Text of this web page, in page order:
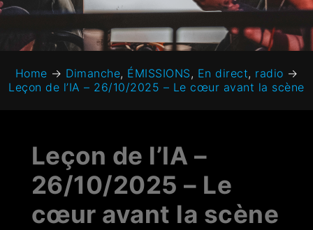
Home → Dimanche, ÉMISSIONS, En direct, radio →
Leçon de l’IA – 26/10/2025 – Le cœur avant la scène
Leçon de l’IA –
26/10/2025 – Le
cœur avant la scène